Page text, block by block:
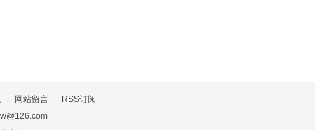
网站留言
RSS订阅